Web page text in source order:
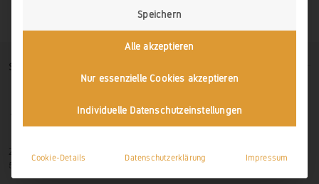
SO FINDEN SIE UNS
Zur Hasenlay 10
56379 Scheidt
Speichern
Alle akzeptieren
Nur essenzielle Cookies akzeptieren
Individuelle Datenschutzeinstellungen
Cookie-Details Datenschutzerklärung Impressum